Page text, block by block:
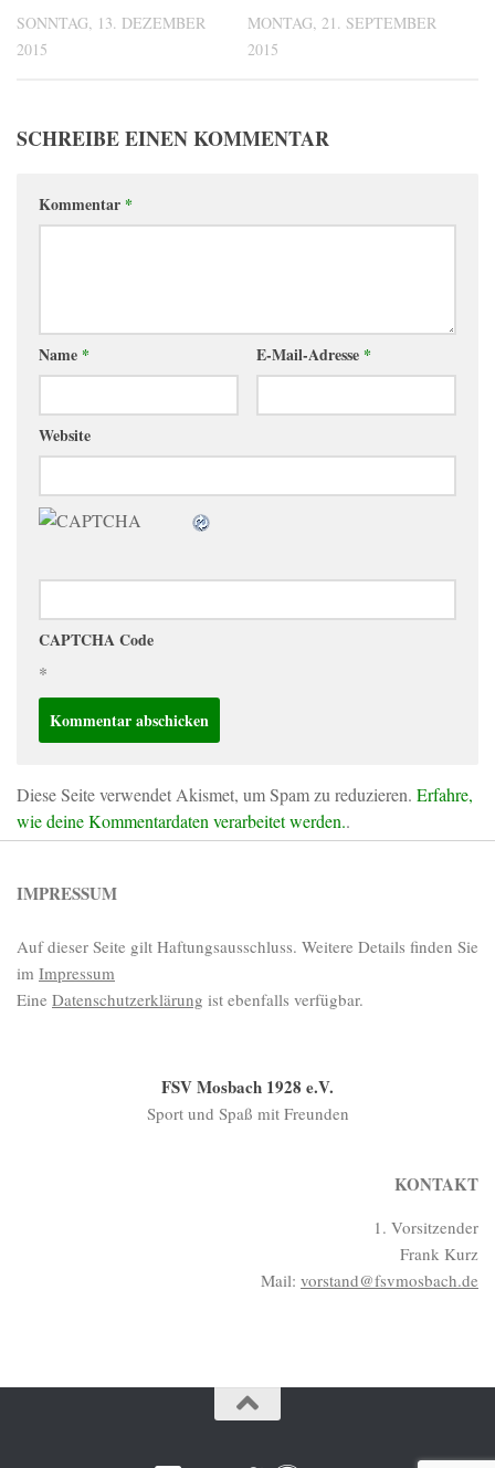
SONNTAG, 13. DEZEMBER
2015
MONTAG, 21. SEPTEMBER
2015
SCHREIBE EINEN KOMMENTAR
Kommentar *
Name * E-Mail-Adresse *
Website
CAPTCHA Code
*
Diese Seite verwendet Akismet, um Spam zu reduzieren. Erfahre,
wie deine Kommentardaten verarbeitet werden..
IMPRESSUM
Auf dieser Seite gilt Haftungsausschluss. Weitere Details finden Sie
im Impressum
Eine Datenschutzerklärung ist ebenfalls verfügbar.
FSV Mosbach 1928 e.V.
Sport und Spaß mit Freunden
KONTAKT
1. Vorsitzender
Frank Kurz
Mail: vorstand@fsvmosbach.de